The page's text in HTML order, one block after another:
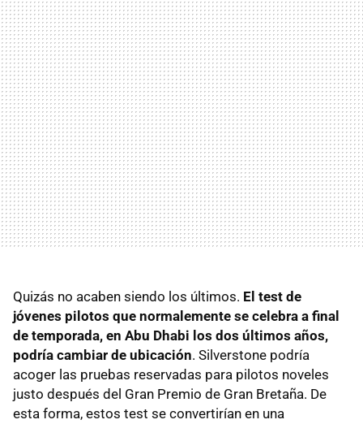
Quizás no acaben siendo los últimos. El test de
jóvenes pilotos que normalemente se celebra a final
de temporada, en Abu Dhabi los dos últimos años,
podría cambiar de ubicación. Silverstone podría
acoger las pruebas reservadas para pilotos noveles
justo después del Gran Premio de Gran Bretaña. De
esta forma, estos test se convertirían en una